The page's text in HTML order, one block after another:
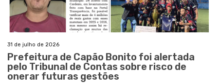
31 de julho de 2026
Prefeitura de Capão Bonito foi alertada
pelo Tribunal de Contas sobre risco de
onerar futuras gestões